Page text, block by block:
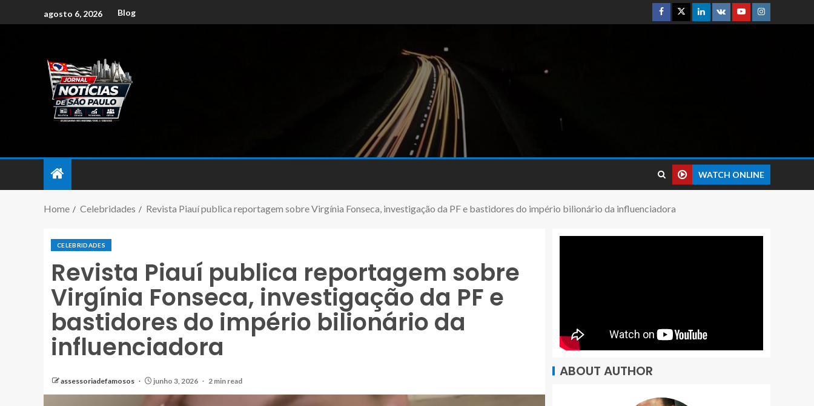
agosto 6, 2026 Blog
WATCH ONLINE
Home Celebridades Revista Piauí publica reportagem sobre Virgínia Fonseca, investigação da PF e bastidores do império bilionário da influenciadora
CELEBRIDADES
Revista Piauí publica reportagem sobre
Virgínia Fonseca, investigação da PF e
bastidores do império bilionário da
influenciadora
assessoriadefamosos junho 3, 2026 2 min read
ABOUT AUTHOR